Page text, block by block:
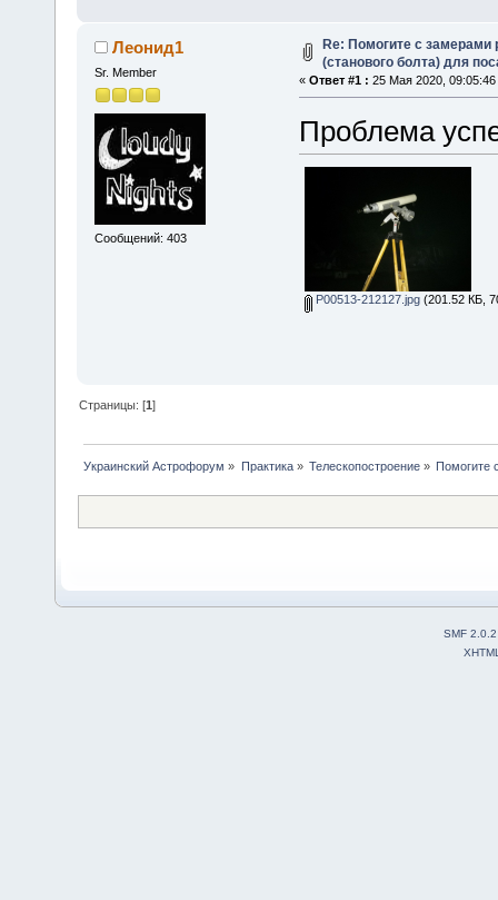
Леонид1
Sr. Member
Сообщений: 403
Re: Помогите с
(станового болта) для
« Ответ #1 : 25 Мая 2020, 09:05:46
Проблема
P00513-212127.jpg(201.52 КБ,
Страницы: [1]
Украинский Астрофорум » Практика» Телескопостроение» Помогите
SMF 2.0.2